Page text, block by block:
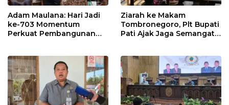
Adam Maulana: Hari Jadi
ke-703 Momentum
Perkuat Pembangunan
Ziarah ke Makam
Tombronegoro, Plt Bupati
Pati Ajak Jaga Semangat
Berkualitas